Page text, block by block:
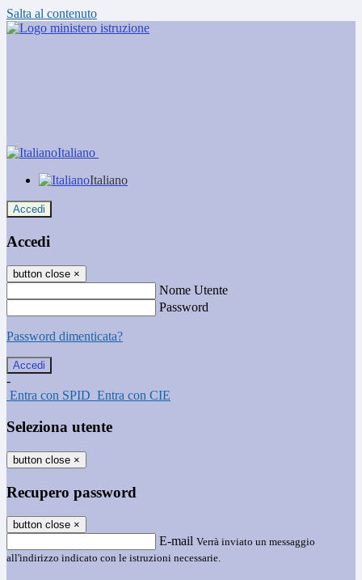
Salta al contenuto
Italiano
Italiano
Accedi
Accedi
button close ×
Nome Utente
Password
Password dimenticata?
-
Entra con SPID Entra con CIE
Seleziona utente
button close ×
Recupero password
button close ×
E-mail Verrà inviato un messaggio
all'indirizzo indicato con le istruzioni necessarie.